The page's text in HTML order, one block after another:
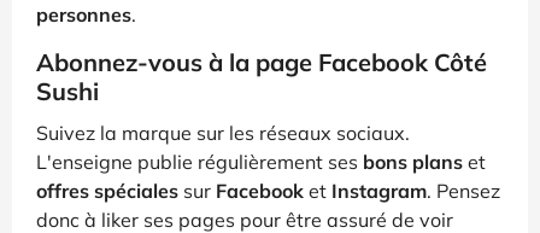
personnes.
Abonnez-vous à la page Facebook Côté
Sushi
Suivez la marque sur les réseaux sociaux.
L'enseigne publie régulièrement ses bons plans et
offres spéciales sur Facebook et Instagram. Pensez
donc à liker ses pages pour être assuré de voir